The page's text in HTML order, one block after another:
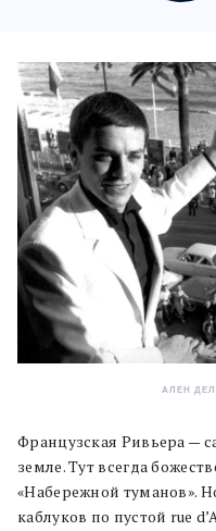
АЛЕН
Французская Ривьера —
земле. Тут всегда
«Набережной туманов».
каблуков по пустой rue